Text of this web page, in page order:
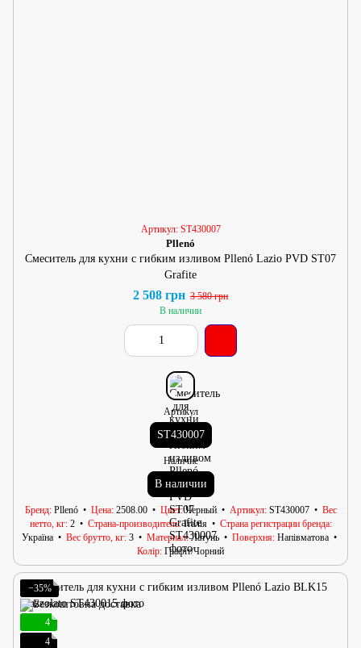
Артикул: ST430007
Pllenó
Смеситель для кухни с гибким изливом Pllenó Lazio PVD ST07
Grafite
2 508 грн 3 580 грн
В наличии
Артикул
ST430007
Наличие
В наличии
Бренд Pllenó Цена 2508.00 Цвет Черный Артикул ST430007
Вес
нетто, кг 2 Страна-производитель Італія
Страна регистрации бренда
Україна
Вес брутто, кг 3 Материал Латунь Поверхня Напівматова
Колір Графіт/Чорний
−35%
4
4